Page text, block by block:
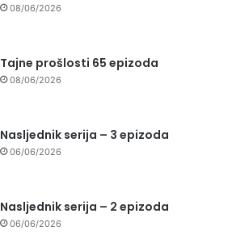
08/06/2026
Tajne prošlosti 65 epizoda
08/06/2026
Nasljednik serija – 3 epizoda
06/06/2026
Nasljednik serija – 2 epizoda
06/06/2026